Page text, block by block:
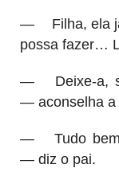
—
Filha, ela
possa fazer…
—
Deixe-a,
— aconselha a
—
Tudo
— diz o pai.